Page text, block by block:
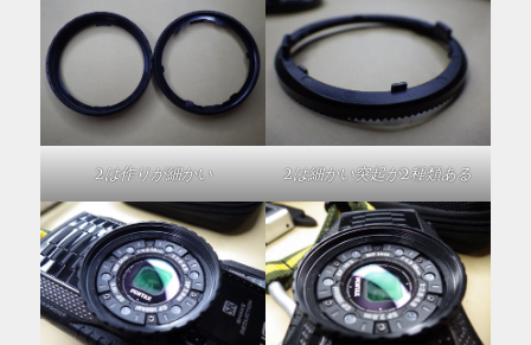
2は作りが細かい 2は細かい突起が2種類ある